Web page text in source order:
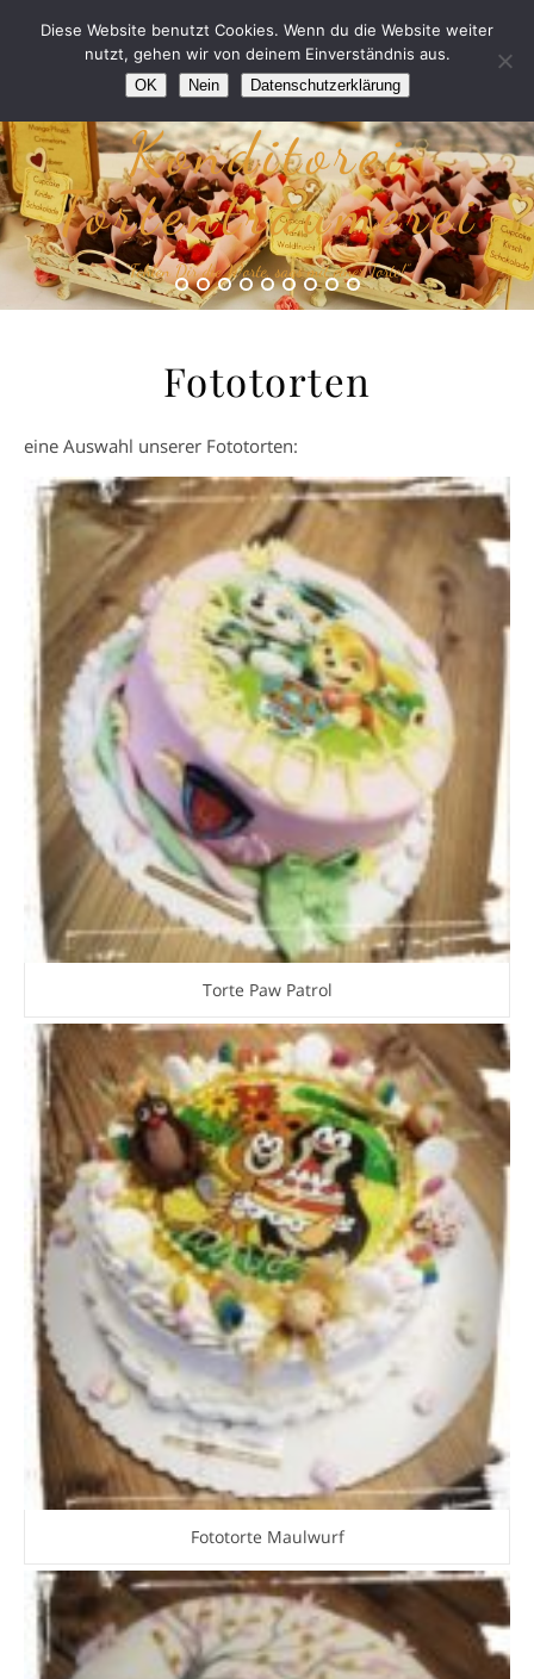
Konditorei
Tortenträumerei
“Fehlen Dir die Worte, sags mit einer Torte!”
Fototorten
eine Auswahl unserer Fototorten:
Torte Paw Patrol
Fototorte Maulwurf
Diese Website benutzt Cookies. Wenn du die Website weiter
nutzt, gehen wir von deinem Einverständnis aus.
OK Nein Datenschutzerklärung